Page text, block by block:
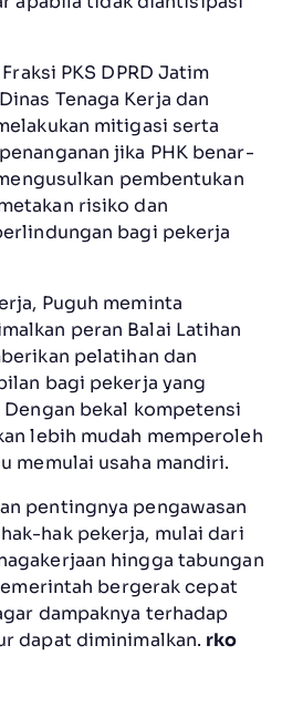
PKS DPRD Jatim
Tenaga Kerja dan
mitigasi serta
jika PHK benar-
pembentukan
risiko dan
bagi pekerja
Puguh meminta
peran Balai Latihan
pelatihan dan
bagi pekerja yang
bekal kompetensi
lebih mudah memperoleh
memulai usaha mandiri.
pentingnya pengawasan
hak pekerja, mulai dari
hingga tabungan
bergerak cepat
dampaknya terhadap
dapat diminimalkan. rko